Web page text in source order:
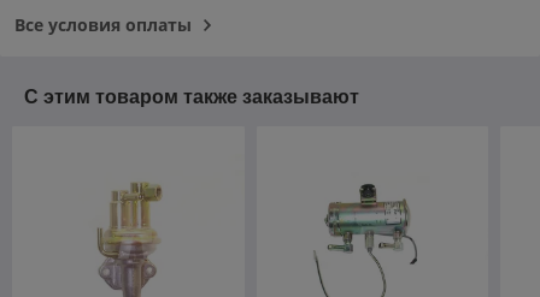
Все условия оплаты
С этим товаром также заказывают